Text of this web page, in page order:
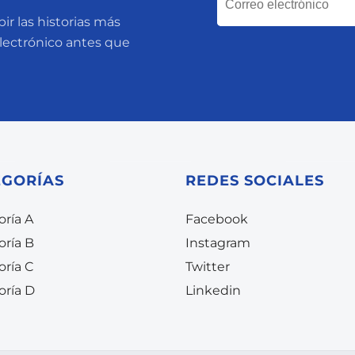
las historias más
antes que
A
B
C
D
REDES SOCIALES
Facebook
Instagram
Twitter
Linkedin